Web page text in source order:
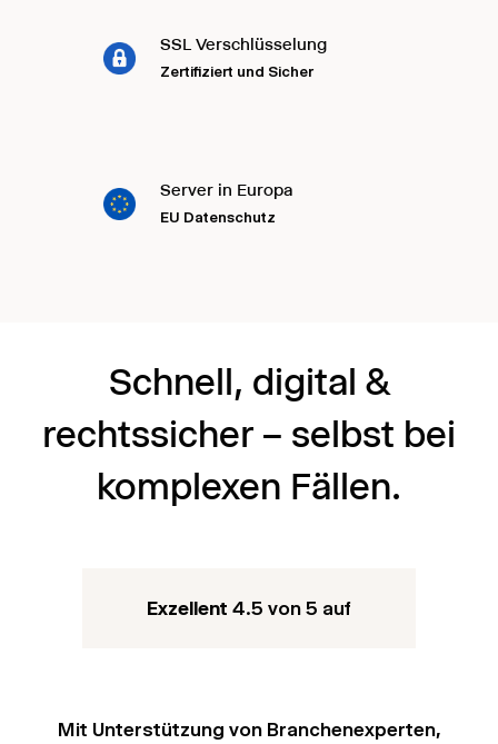
SSL Verschlüsselung
Zertifiziert und Sicher
Server in Europa
EU Datenschutz
Schnell, digital &
rechtssicher – selbst bei
komplexen Fällen.
Exzellent 4.5 von 5 auf
Mit Unterstützung von Branchenexperten,